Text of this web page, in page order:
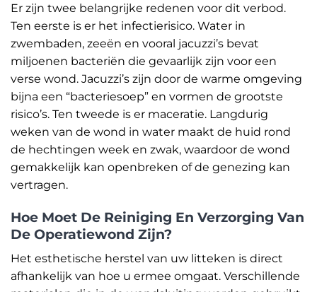
Er zijn twee belangrijke redenen voor dit verbod.
Ten eerste is er het infectierisico. Water in
zwembaden, zeeën en vooral jacuzzi’s bevat
miljoenen bacteriën die gevaarlijk zijn voor een
verse wond. Jacuzzi’s zijn door de warme omgeving
bijna een “bacteriesoep” en vormen de grootste
risico’s. Ten tweede is er maceratie. Langdurig
weken van de wond in water maakt de huid rond
de hechtingen week en zwak, waardoor de wond
gemakkelijk kan openbreken of de genezing kan
vertragen.
Hoe Moet De Reiniging En Verzorging Van
De Operatiewond Zijn?
Het esthetische herstel van uw litteken is direct
afhankelijk van hoe u ermee omgaat. Verschillende